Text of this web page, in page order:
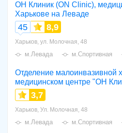
ОН Клиник (ON Clinic),
Харькове на Леваде
45 8,9
Харьков, ул. Молочная, 48
м.Левада м.Спортивная
Отделение малоинвазивной
медицинском центре "ОН
3,7
Харьков, Ул. Молочная, 48
м.Левада м.Спортивная